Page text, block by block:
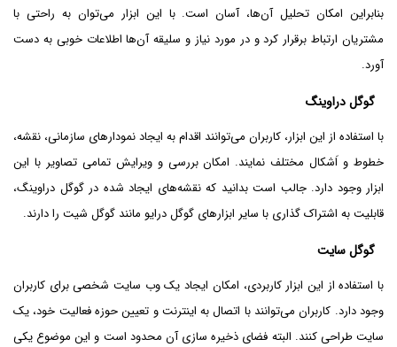
بنابراین امکان تحلیل آن‌ها، آسان است. با این ابزار می‌توان به راحتی با
مشتریان ارتباط برقرار کرد و در مورد نیاز و سلیقه آن‌ها اطلاعات خوبی به دست
آورد.
گوگل دراوینگ
با استفاده از این ابزار، کاربران می‌توانند اقدام به ایجاد نمودارهای سازمانی، نقشه،
خطوط و اَشکال مختلف نمایند. امکان بررسی و ویرایش تمامی تصاویر با این
ابزار وجود دارد. جالب است بدانید که نقشه‌های ایجاد شده در گوگل دراوینگ،
قابلیت به اشتراک گذاری با سایر ابزارهای گوگل درایو مانند گوگل شیت را دارند.
گوگل سایت
با استفاده از این ابزار کاربردی، امکان ایجاد یک وب سایت شخصی برای کاربران
وجود دارد. کاربران می‌توانند با اتصال به اینترنت و تعیین حوزه فعالیت خود، یک
سایت طراحی کنند. البته فضای ذخیره سازی آن محدود است و این موضوع یکی